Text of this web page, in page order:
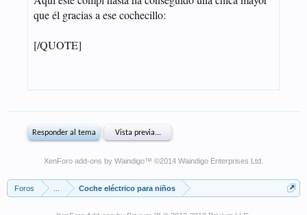
XenForo add-ons by Waindigo™ ©2014 Waindigo Enterprises Ltd
Foros Coche eléctrico para niños